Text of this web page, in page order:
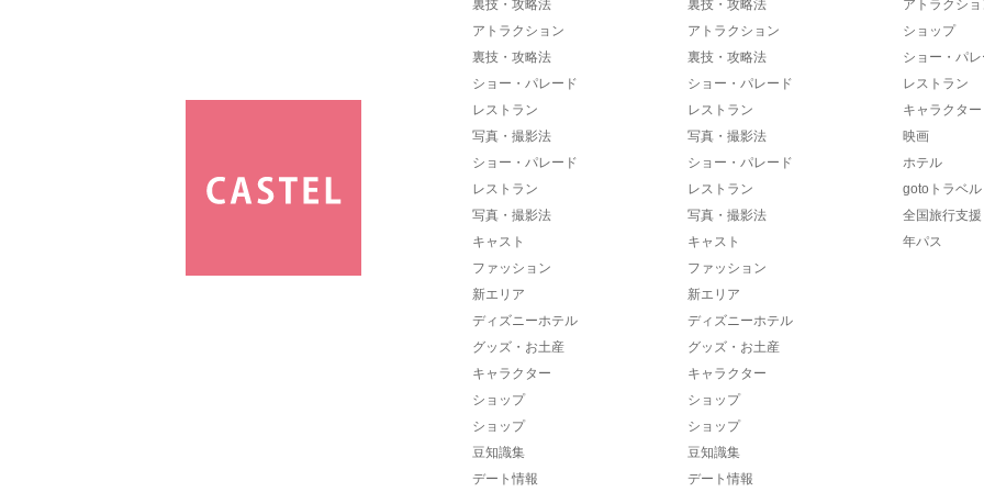
裏技・攻略法
アトラクション
裏技・攻略法
ショー・パレード
レストラン
写真・撮影法
ショー・パレード
レストラン
写真・撮影法
キャスト
ファッション
新エリア
ディズニーホテル
グッズ・お土産
キャラクター
ショップ
ショップ
豆知識集
デート情報
裏技・攻略法
アトラクション
裏技・攻略法
ショー・パレード
レストラン
写真・撮影法
ショー・パレード
レストラン
写真・撮影法
キャスト
ファッション
新エリア
ディズニーホテル
グッズ・お土産
キャラクター
ショップ
ショップ
豆知識集
デート情報
アトラクシ
ショップ
ショー・パ
レストラン
キャラクター
映画
ホテル
gotoトラベル
全国旅行支援
年パス